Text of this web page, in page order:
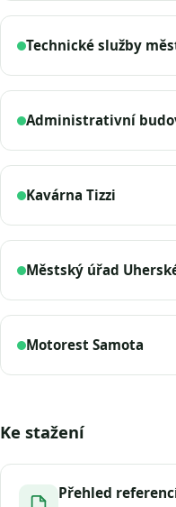
Technické služby
Administrativní
Kavárna Tizzi
Městský úřad
Motorest Samota
Ke stažení
Přehled